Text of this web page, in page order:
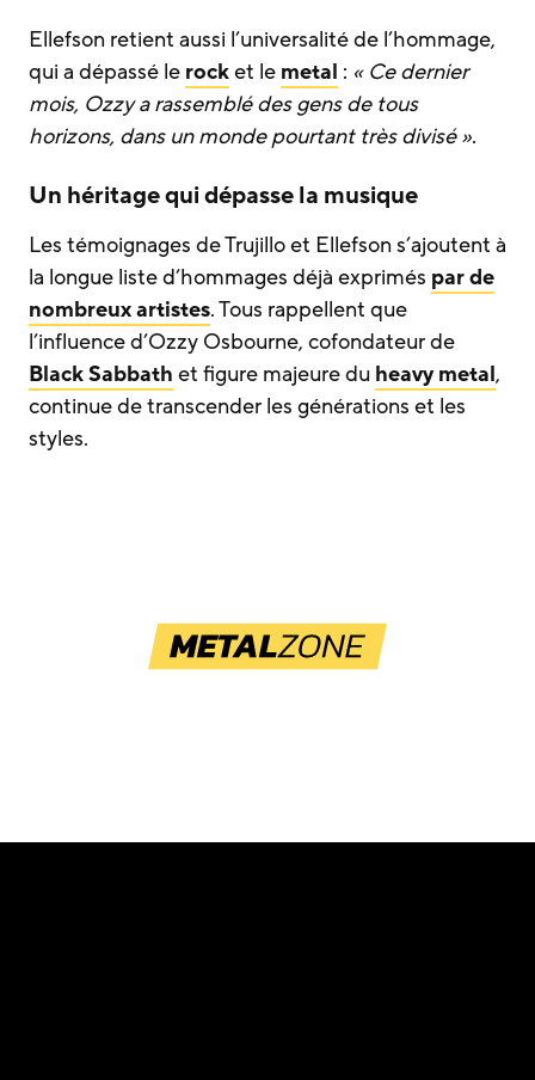
Ellefson retient aussi l’universalité de l’hommage,
qui a dépassé le rocket le metal : « Ce dernier
mois, Ozzy a rassemblé des gens de tous
horizons, dans un monde pourtant très divisé ».
Un héritage qui dépasse la musique
Les témoignages de Trujillo et Ellefson s’ajoutent à
la longue liste d’hommages déjà exprimés par de
nombreux artistes. Tous rappellent que
l’influence d’Ozzy Osbourne, cofondateur de
Black Sabbath et figure majeure du heavy metal,
continue de transcender les générations et les
styles.